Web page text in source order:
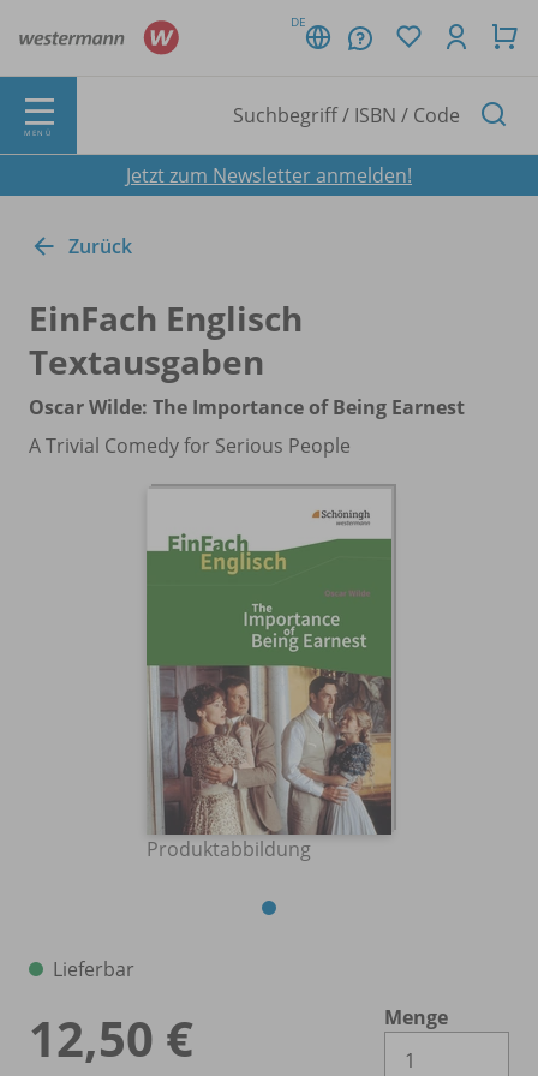
DE
MENÜ
Jetzt zum Newsletter anmelden!
Zurück
EinFach Englisch
Textausgaben
Oscar Wilde: The Importance of Being Earnest
A Trivial Comedy for Serious People
Produktabbildung
Lieferbar
12,50 €
Menge